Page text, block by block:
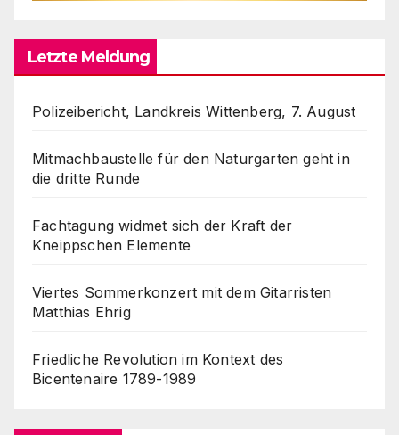
Letzte Meldung
Polizeibericht, Landkreis Wittenberg, 7. August
Mitmachbaustelle für den Naturgarten geht in
die dritte Runde
Fachtagung widmet sich der Kraft der
Kneippschen Elemente
Viertes Sommerkonzert mit dem Gitarristen
Matthias Ehrig
Friedliche Revolution im Kontext des
Bicentenaire 1789-1989